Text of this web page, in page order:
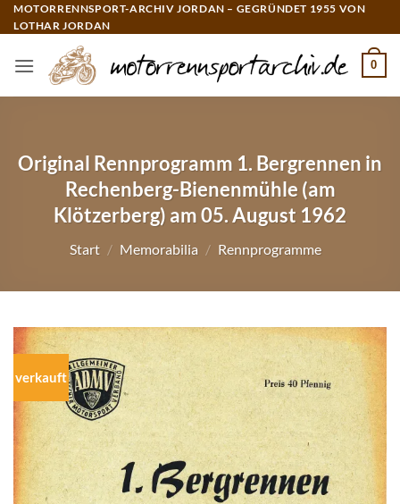
Zum
Inhalt
MOTORRENNSPORT-ARCHIV JORDAN – GEGRÜNDET 1955 VON
LOTHAR JORDAN
0
Original Rennprogramm 1. Bergrennen in
Rechenberg-Bienenmühle (am
Klötzerberg) am 05. August 1962
Start / Memorabilia / Rennprogramme
verkauft